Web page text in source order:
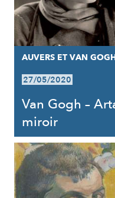
AUVERS ET VAN
27/05/2020
Van Gogh –
miroir